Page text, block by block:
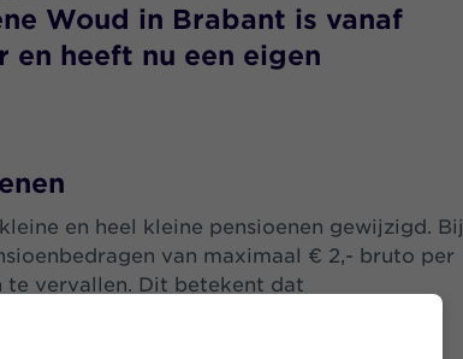
Woud in Brabant is vanaf
heeft nu een eigen
en heel kleine pensioenen gewijzigd. Bij
van maximaal € 2,- bruto per
te vervallen. Dit betekent dat
niet meer hoeven uit te betalen.
€ 15.000,- die hierdoor beschikbaar is